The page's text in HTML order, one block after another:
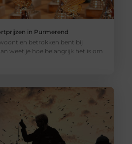
in Purmerend
en betrokken bent bij
weet je hoe belangrijk het is om